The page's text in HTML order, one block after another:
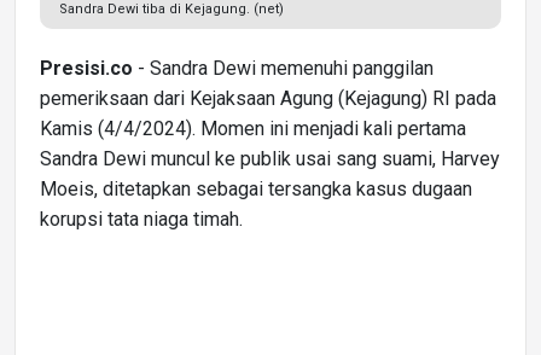
Sandra Dewi tiba di Kejagung. (net)
Presisi.co - Sandra Dewi memenuhi panggilan
pemeriksaan dari Kejaksaan Agung (Kejagung) RI pada
Kamis (4/4/2024). Momen ini menjadi kali pertama
Sandra Dewi muncul ke publik usai sang suami, Harvey
Moeis, ditetapkan sebagai tersangka kasus dugaan
korupsi tata niaga timah.